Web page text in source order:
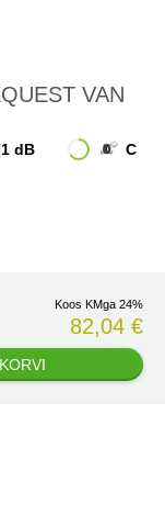
VAN
dB
C
Koos KMga 24%
82,04 €